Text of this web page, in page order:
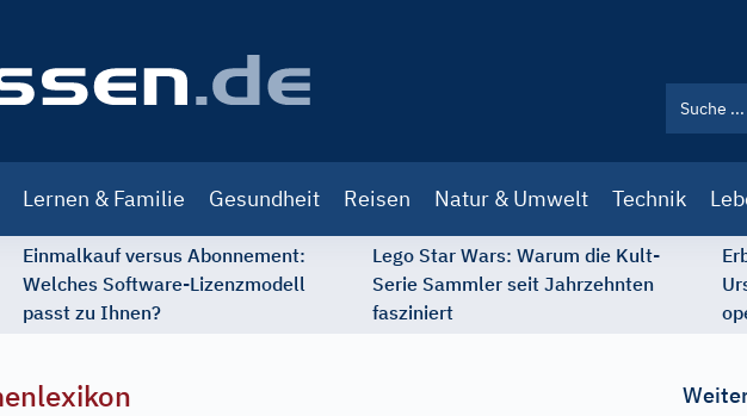
Lernen & Familie Gesundheit Reisen Natur & Umwelt Technik
Einmalkauf versus Abonnement:
Welches Software-Lizenzmodell
passt zu Ihnen?
Lego Star Wars: Warum die Kult-
Serie Sammler seit Jahrzehnten
fasziniert